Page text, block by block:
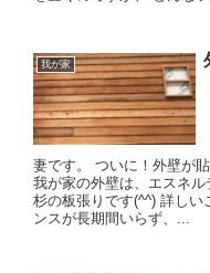
我が家
妻です。 ついに！外壁が
我が家の外壁は、エスネル
杉の板張りです(^^) 詳し
ンスが長期間いらず、...